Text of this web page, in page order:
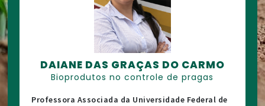
DAIANE DAS GRAÇAS DO CARMO
Bioprodutos no controle de pragas
Professora Associada da Universidade Federal de